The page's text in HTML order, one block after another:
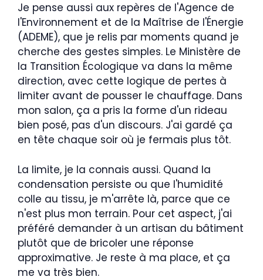
Je pense aussi aux repères de l'Agence de
l'Environnement et de la Maîtrise de l'Énergie
(ADEME), que je relis par moments quand je
cherche des gestes simples. Le Ministère de
la Transition Écologique va dans la même
direction, avec cette logique de pertes à
limiter avant de pousser le chauffage. Dans
mon salon, ça a pris la forme d'un rideau
bien posé, pas d'un discours. J'ai gardé ça
en tête chaque soir où je fermais plus tôt.
La limite, je la connais aussi. Quand la
condensation persiste ou que l'humidité
colle au tissu, je m'arrête là, parce que ce
n'est plus mon terrain. Pour cet aspect, j'ai
préféré demander à un artisan du bâtiment
plutôt que de bricoler une réponse
approximative. Je reste à ma place, et ça
me va très bien.